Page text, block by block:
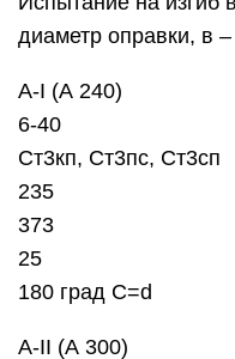
диаметр оправки, в
А-I (А 240)
6-40
Ст3кп, Ст3пс, Ст3сп
235
373
25
180 град C=d
А-II (А 300)